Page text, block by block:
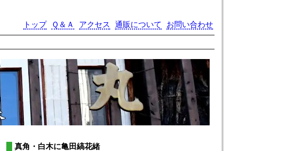
トップ Ｑ＆Ａ アクセス 通販について
お問い合わせ
真角・白木に亀田縞花緒